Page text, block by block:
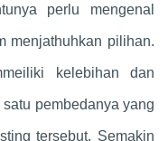
perlu mengenal
menjathuhkan pilihan.
kelebihan dan
pembedanya yang
tersebut. Semakin